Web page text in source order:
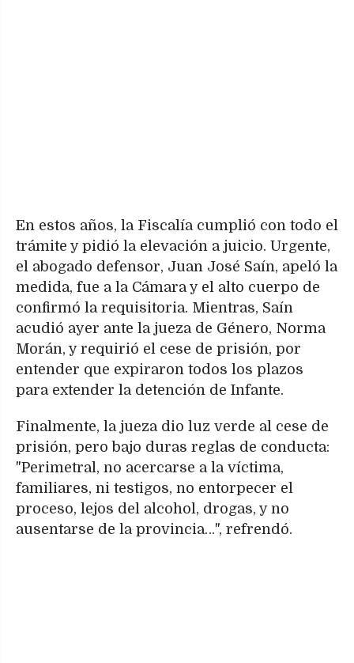
En estos años, la Fiscalía cumplió con todo el
trámite y pidió la elevación a juicio. Urgente,
el abogado defensor, Juan José Saín, apeló la
medida, fue a la Cámara y el alto cuerpo de
confirmó la requisitoria. Mientras, Saín
acudió ayer ante la jueza de Género, Norma
Morán, y requirió el cese de prisión, por
entender que expiraron todos los plazos
para extender la detención de Infante.
Finalmente, la jueza dio luz verde al cese de
prisión, pero bajo duras reglas de conducta:
"Perimetral, no acercarse a la víctima,
familiares, ni testigos, no entorpecer el
proceso, lejos del alcohol, drogas, y no
ausentarse de la provincia…", refrendó.